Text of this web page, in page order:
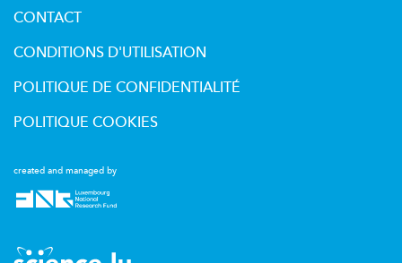
created and managed by
CONTACT
CONDITIONS D'UTILISATION
POLITIQUE DE CONFIDENTIALITÉ
POLITIQUE COOKIES